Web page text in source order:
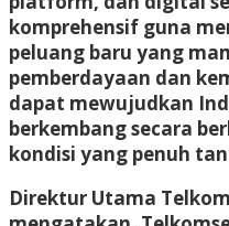
komprehensif guna
peluang baru yang
pemberdayaan dan
dapat mewujudkan
berkembang secara
kondisi yang penuh
Direktur Utama